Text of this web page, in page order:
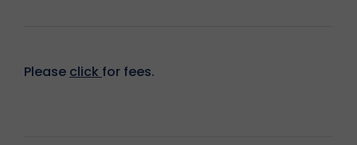
Please click for fees.